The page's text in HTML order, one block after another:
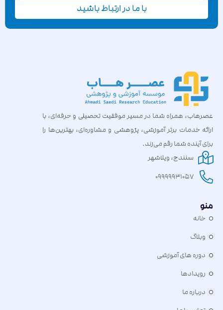
با ما در ارتباط باشید
عصرهاب، همراه شما در مسیر موفقیت تحصیلی و حرفه‌ای، با
ارائه خدمات برتر آموزشی، پژوهشی و مشاوره‌ای، بهترین‌ها را
برای آینده شما رقم می‌زند.
سنندج، ویلاشهر
09999931057
منو
خانه
وبلاگ
دوره های آموزشی
رویدادها
درباره ما